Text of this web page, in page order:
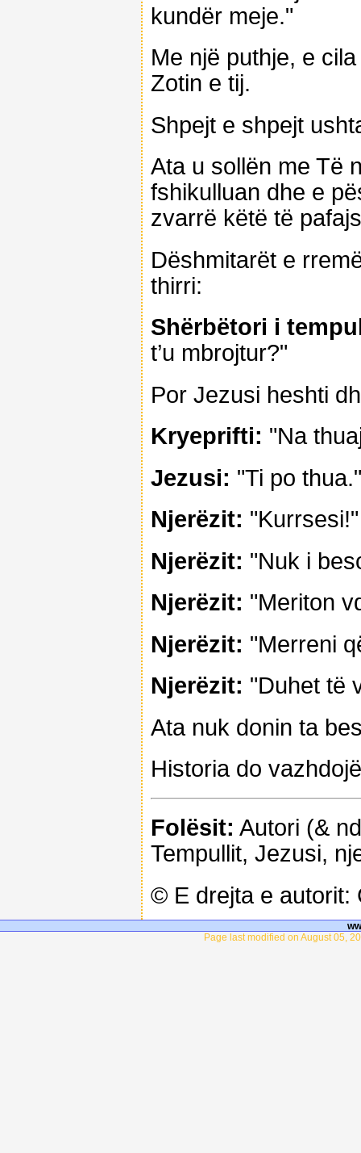
kundër meje."
Me një puthje, e
Zotin e tij.
Shpejt e shpejt
Ata u sollën me Të
fshikulluan dhe e
zvarrë këtë të
Dëshmitarët e
thirri:
Shërbëtori i
t’u mbrojtur?"
Por Jezusi heshti
Kryeprifti: "Na
Jezusi: "Ti po thua."
Njerëzit: "Kurrsesi!"
Njerëzit: "Nuk i
Njerëzit: "Meriton
Njerëzit: "Merreni
Njerëzit: "Duhet të
Ata nuk donin ta
Historia do
Folësit: Autori (&
Tempullit, Jezusi,
© E drejta e autorit:
Page last modified on August 05,